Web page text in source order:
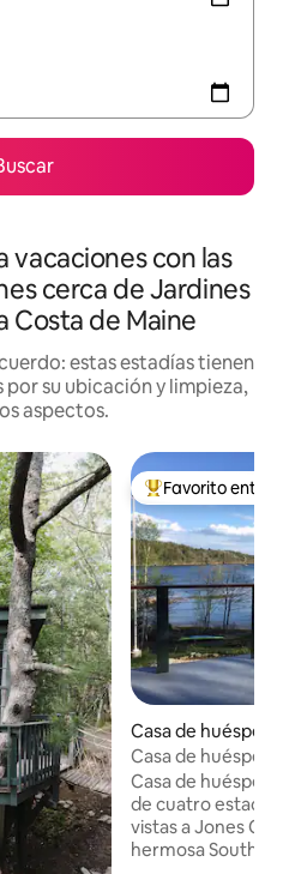
vacaciones con las
cerca de Jardines
Costa de Maine
estas estadías tienen
su ubicación y limpieza,
aspectos.
Favorito entre
Favorito entre
Casa de
h Bristol
Casa de
costa de Maine
Casa de
de cuatro
vistas a Jones
hermosa South